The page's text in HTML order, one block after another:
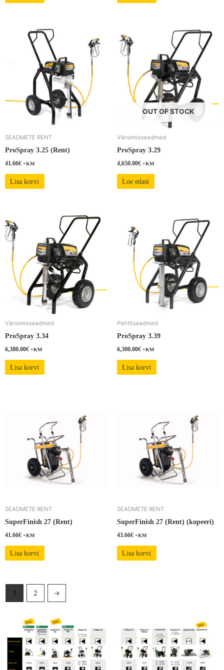
SEADMETE RENT
ProSpray 3.25 (Rent)
41.66€ +KM
Lisa korvi
OUT OF STOCK
Värvimisseadmed
ProSpray 3.29
4,650.00€ +KM
Loe edasi
Värvimisseadmed
ProSpray 3.34
6,380.00€ +KM
Lisa korvi
Pahtliseadmed
ProSpray 3.39
6,300.00€ +KM
Lisa korvi
SEADMETE RENT
SuperFinish 27 (Rent)
41.66€ +KM
Lisa korvi
SEADMETE RENT
SuperFinish 27 (Rent) (kopeeri)
43.66€ +KM
Lisa korvi
1 2 →